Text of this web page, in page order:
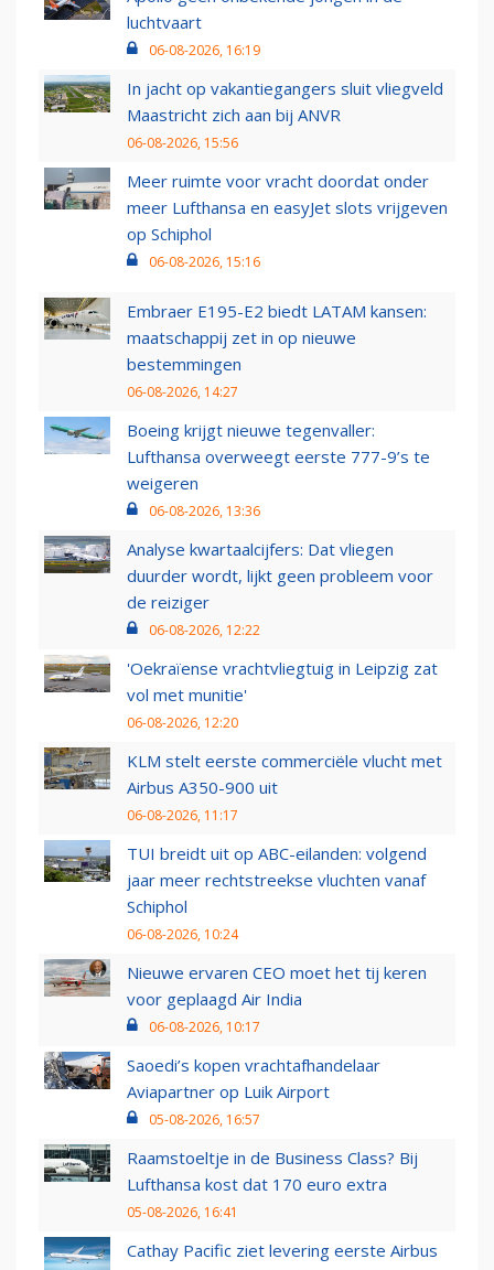
luchtvaart
06-08-2026, 16:19
In jacht op vakantiegangers sluit vliegveld
Maastricht zich aan bij ANVR
06-08-2026, 15:56
Meer ruimte voor vracht doordat onder
meer Lufthansa en easyJet slots vrijgeven
op Schiphol
06-08-2026, 15:16
Embraer E195-E2 biedt LATAM kansen:
maatschappij zet in op nieuwe
bestemmingen
06-08-2026, 14:27
Boeing krijgt nieuwe tegenvaller:
Lufthansa overweegt eerste 777-9’s te
weigeren
06-08-2026, 13:36
Analyse kwartaalcijfers: Dat vliegen
duurder wordt, lijkt geen probleem voor
de reiziger
06-08-2026, 12:22
'Oekraïense vrachtvliegtuig in Leipzig zat
vol met munitie'
06-08-2026, 12:20
KLM stelt eerste commerciële vlucht met
Airbus A350-900 uit
06-08-2026, 11:17
TUI breidt uit op ABC-eilanden: volgend
jaar meer rechtstreekse vluchten vanaf
Schiphol
06-08-2026, 10:24
Nieuwe ervaren CEO moet het tij keren
voor geplaagd Air India
06-08-2026, 10:17
Saoedi’s kopen vrachtafhandelaar
Aviapartner op Luik Airport
05-08-2026, 16:57
Raamstoeltje in de Business Class? Bij
Lufthansa kost dat 170 euro extra
05-08-2026, 16:41
Cathay Pacific ziet levering eerste Airbus